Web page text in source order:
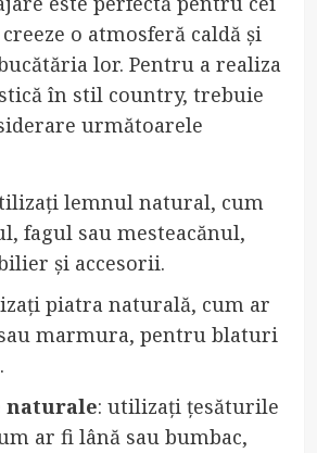
o atmosferă caldă și
lor. Pentru a realiza
în stil country, trebuie
următoarele
lemnul natural, cum
fagul sau mesteacănul,
și accesorii.
piatra naturală, cum ar
marmura, pentru blaturi
naturale: utilizați țesăturile
ar fi lână sau bumbac,